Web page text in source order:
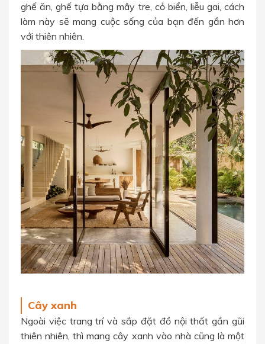
ghế ăn, ghế tựa bằng mây tre, cỏ biển, liễu gai, cách
làm này sẽ mang cuộc sống của bạn đến gần hơn
với thiên nhiên.
Cây xanh
Ngoài việc trang trí và sắp đặt đồ nội thất gần gũi
thiên nhiên, thì mang cây xanh vào nhà cũng là một